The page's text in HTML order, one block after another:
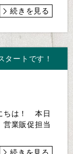
続きを見る
タートです！
ちは！ 本日
営業販促担当